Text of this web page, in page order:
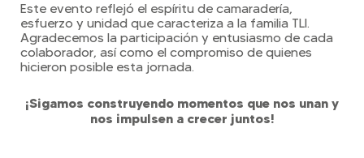
Este evento reflejó el espíritu de camaradería,
esfuerzo y unidad que caracteriza a la familia TLI.
Agradecemos la participación y entusiasmo de cada
colaborador, así como el compromiso de quienes
hicieron posible esta jornada.
¡Sigamos construyendo momentos que nos unan y
nos impulsen a crecer juntos!